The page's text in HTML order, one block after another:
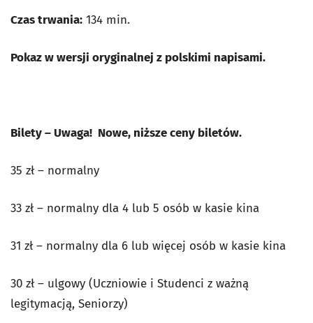
Czas trwania: 134 min.
Pokaz w wersji oryginalnej z polskimi napisami.
Bilety – Uwaga! Nowe, niższe ceny biletów.
35 zł – normalny
33 zł – normalny dla 4 lub 5 osób w kasie kina
31 zł – normalny dla 6 lub więcej osób w kasie kina
30 zł – ulgowy (Uczniowie i Studenci z ważną
legitymacją, Seniorzy)